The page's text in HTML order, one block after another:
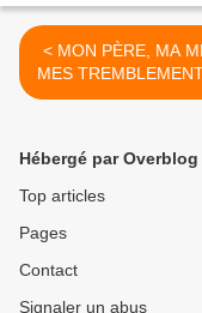
< MON PÈRE, MA MÈRE,
MES
TERRE, un roman de
Hébergé par Overblog
Top articles
Pages
Contact
Signaler un abus